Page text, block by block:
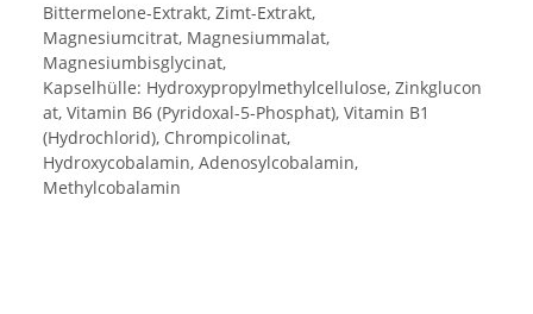
Bittermelone-Extrakt, Zimt-Extrakt,
Magnesiumcitrat, Magnesiummalat,
Magnesiumbisglycinat,
Kapselhülle: Hydroxypropylmethylcellulose, Zinkglucon
at, Vitamin B6 (Pyridoxal-5-Phosphat), Vitamin B1
(Hydrochlorid), Chrompicolinat,
Hydroxycobalamin, Adenosylcobalamin,
Methylcobalamin